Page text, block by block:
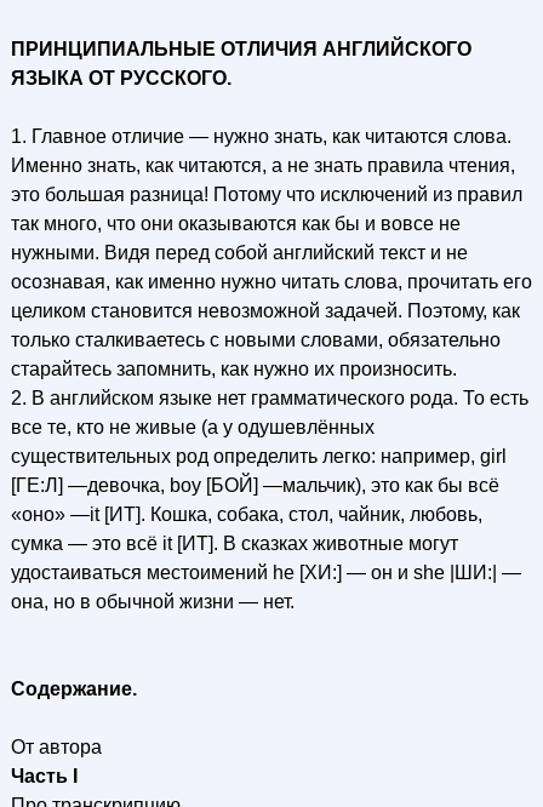
ПРИНЦИПИАЛЬНЫЕ ОТЛИЧИЯ АНГЛИЙСКОГО
ЯЗЫКА ОТ РУССКОГО.
1. Главное отличие — нужно знать, как читаются слова.
Именно знать, как читаются, а не знать правила чтения,
это большая разница! Потому что исключений из правил
так много, что они оказываются как бы и вовсе не
нужными. Видя перед собой английский текст и не
осознавая, как именно нужно читать слова, прочитать его
целиком становится невозможной задачей. Поэтому, как
только сталкиваетесь с новыми словами, обязательно
старайтесь запомнить, как нужно их произносить.
2. В английском языке нет грамматического рода. То есть
все те, кто не живые (а у одушевлённых
существительных род определить легко: например, girl
[ГЕ:Л] —девочка, boy [БОЙ] —мальчик), это как бы всё
«оно» —it [ИТ]. Кошка, собака, стол, чайник, любовь,
сумка — это всё it [ИТ]. В сказках животные могут
удостаиваться местоимений he [ХИ:] — он и she |ШИ:| —
она, но в обычной жизни — нет.
Содержание.
От автора
Часть I